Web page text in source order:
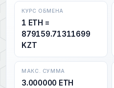
КУРС ОБМЕНА
1 ETH =
879159.71311699
KZT
МАКС. СУММА
3.000000 ETH